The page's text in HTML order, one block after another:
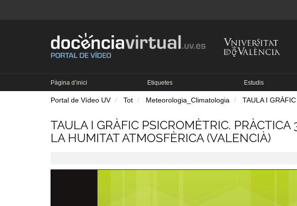
Pàgina d’inici Etiquetes Estudis
Portal de Vídeo UV Tot Meteorologia_Climatologia TAULA I
TAULA I GRÀFIC PSICROMÈTRIC.
LA HUMITAT ATMOSFÈRICA (VALENCIÀ)